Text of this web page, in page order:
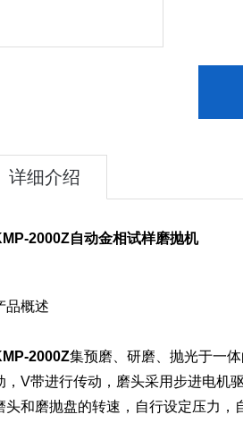
详细介绍
2000Z自动金相试样磨抛机
概述
2000Z集预磨、研磨、抛光于一
，V带进行传动，磨头采用步进电机
头和磨抛盘的转速，自行设定压力